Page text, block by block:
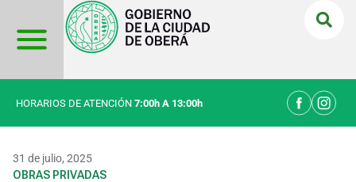
contenido
HORARIOS DE ATENCIÓN 7:00h A 13:00h
31 de julio, 2025
OBRAS PRIVADAS